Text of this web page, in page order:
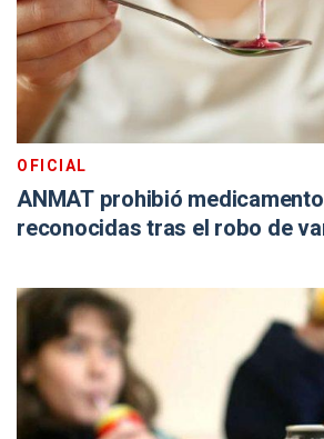
OFICIAL
ANMAT prohibió
reconocidas tras el robo de